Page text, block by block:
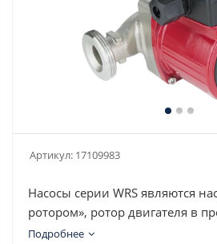
Артикул: 17109983
Насосы серии WRS являются
ротором», ротор двигателя в
омывается перекачиваемой
Подробнее